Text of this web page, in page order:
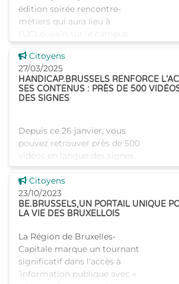
édition soirée rencontre-
métiers qui aura lieu à
l'UCLouvain sur le campus
nos collaborateurs pour en
savoir plus sur Iriscare e
Voir cette news
Citoyens
27/03/2025
HANDICAP.BRUSSELS RENFORCE
SES CONTENUS : PRÈS DE 500
DES SIGNES
Depuis ce 26 janvier, vous
pouvez retrouver près de 500
vidéos en langue des signes
sur le site handicap.brussels.
Ces vidéos ont pour objectif de
permettre aux personnes
sourdes et malentendantes
Voir cette news
Citoyens
23/10/2023
BE.BRUSSELS,UN PORTAIL UNIQUE
LA VIE DES BRUXELLOIS
La Région de Bruxelles-
Capitale marque un tournant
significatif dans l’accès à
’information publique avec «